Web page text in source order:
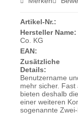
Artikel-Nr.:
Hersteller Name:
Co. KG
EAN:
Zusätzliche
Details:
Benutzername
mehr sicher.
bieten deshalb
einer weiteren
sogenannte